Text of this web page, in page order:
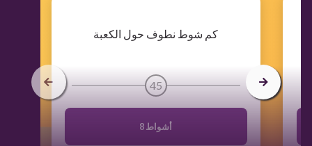
​كم شوط نطوف حول الكعبة
45
8 أشواط